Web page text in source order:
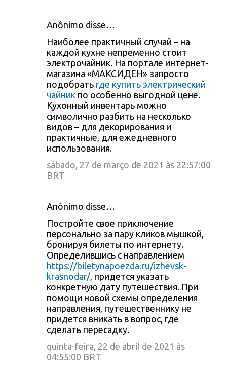
Anônimo disse…
Наиболее практичный случай – на
каждой кухне непременно стоит
электрочайник. На портале интернет-
магазина «МАКСИДЕН» запросто
подобрать где купить электрический
чайник по особенно выгодной цене.
Кухонный инвентарь можно
символично разбить на несколько
видов – для декорирования и
практичные, для ежедневного
использования.
sábado, 27 de março de 2021 às 22:57:00
BRT
Anônimo disse…
Постройте свое приключение
персонально за пару кликов мышкой,
бронируя билеты по интернету.
Определившись с направлением
https://biletynapoezda.ru/izhevsk-
krasnodar/, придется указать
конкретную дату путешествия. При
помощи новой схемы определения
направления, путешественнику не
придется вникать в вопрос, где
сделать пересадку.
quinta-feira, 22 de abril de 2021 às
04:55:00 BRT